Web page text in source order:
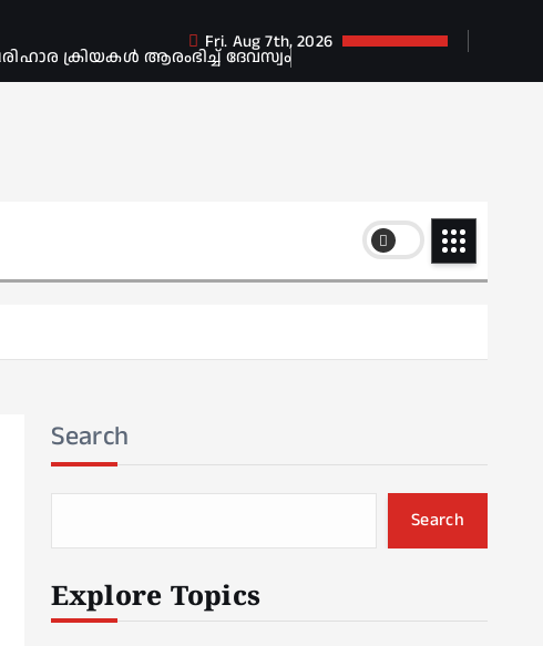
ക്രിയകൾ ആരംഭിച്ച് ദേവസ്വം
Fri. Aug 7th, 2026
Search
Search
Explore Topics